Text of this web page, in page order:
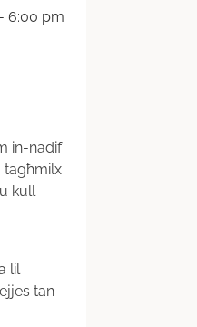
6:00 pm
in-nadif
tagħmilx
kull
lil
tan-